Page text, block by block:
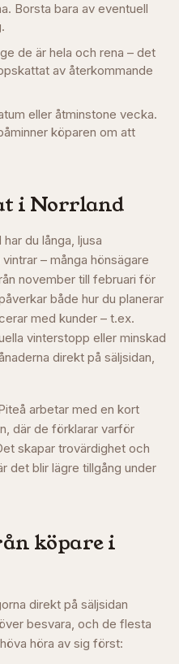
Borsta bara av eventuell
de är hela och rena – det
av återkommande
eller åtminstone vecka.
köparen om att
i Norrland
du långa, ljusa
– många hönsägare
november till februari för
både hur du planerar
med kunder – t.ex.
vinterstopp eller minskad
direkt på säljsidan,
arbetar med en kort
där de förklarar varför
skapar trovärdighet och
det blir lägre tillgång under
köpare i
direkt på säljsidan
besvara, och de flesta
höra av sig först: